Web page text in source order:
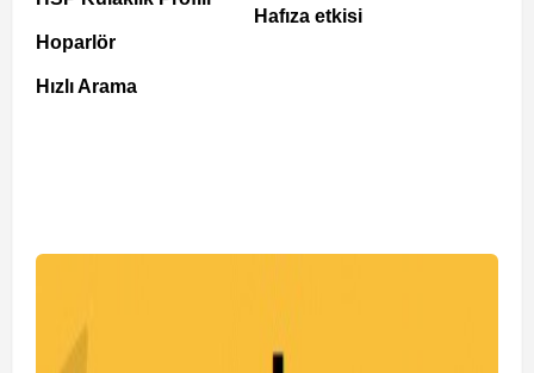
Hoparlör
Hızlı Arama
Hafıza etkisi